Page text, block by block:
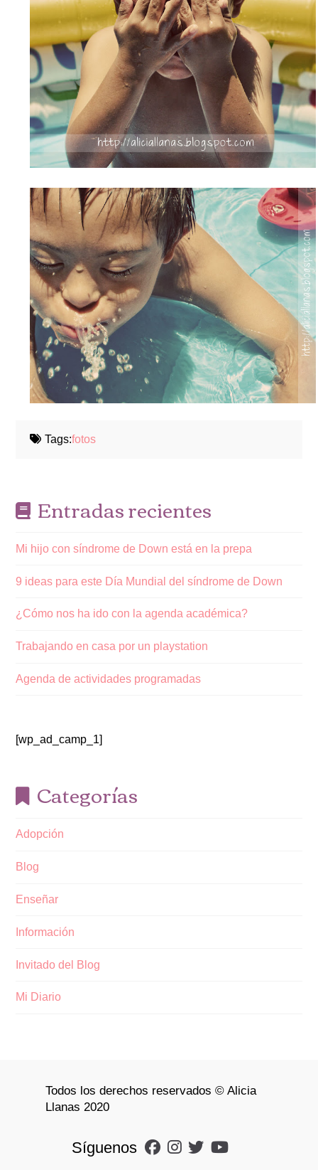
Tags:fotos
Entradas recientes
Mi hijo con síndrome de Down está en la prepa
9 ideas para este Día Mundial del síndrome de Down
¿Cómo nos ha ido con la agenda académica?
Trabajando en casa por un playstation
Agenda de actividades programadas
[wp_ad_camp_1]
Categorías
Adopción
Blog
Enseñar
Información
Invitado del Blog
Mi Diario
Todos los derechos reservados © Alicia
Llanas 2020
Síguenos